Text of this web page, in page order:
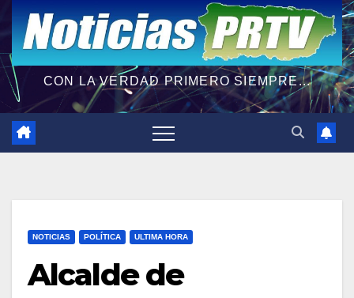
CON LA VERDAD PRIMERO SIEMPRE...
NOTICIAS POLÍTICA ULTIMA HORA
Alcalde de